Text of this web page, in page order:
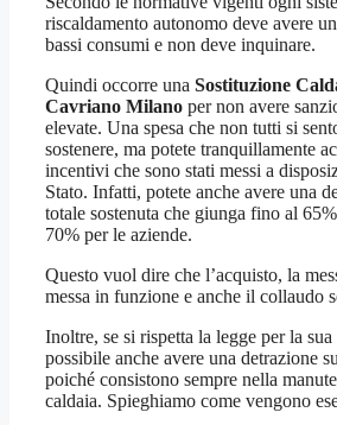
riscaldamento autonomo deve avere
bassi consumi e non deve inquinare.
Quindi occorre una Sostituzione
Cavriano Milano per non avere
elevate. Una spesa che non tutti si
sostenere, ma potete tranquillamente
incentivi che sono stati messi a
Stato. Infatti, potete anche avere una
totale sostenuta che giunga fino al
70% per le aziende.
Questo vuol dire che l’acquisto, la
messa in funzione e anche il collaudo
Inoltre, se si rispetta la legge per la
possibile anche avere una detrazione
poiché consistono sempre nella
caldaia. Spieghiamo come vengono